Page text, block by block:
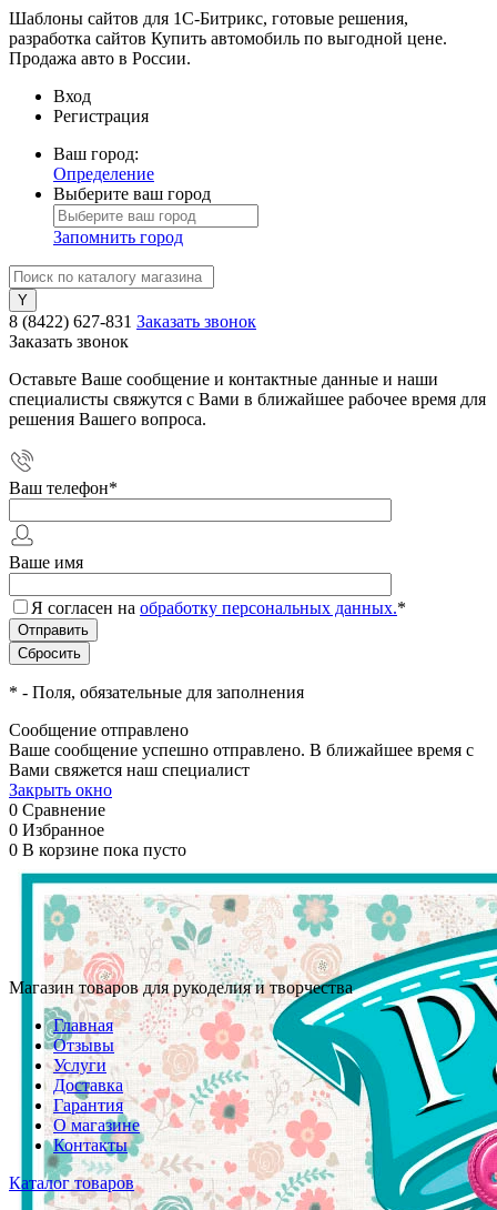
Шаблоны сайтов для 1С-Битрикс, готовые решения,
разработка сайтов Купить автомобиль по выгодной цене.
Продажа авто в России.
Вход
Регистрация
Ваш город:
Определение
Выберите ваш город
Запомнить город
8 (8422) 627-831 Заказать звонок
Заказать звонок
Оставьте Ваше сообщение и контактные данные и наши
специалисты свяжутся с Вами в ближайшее рабочее время для
решения Вашего вопроса.
Ваш телефон*
Ваше имя
Я согласен на обработку персональных данных.*
* - Поля, обязательные для заполнения
Сообщение отправлено
Ваше сообщение успешно отправлено. В ближайшее время с
Вами свяжется наш специалист
Закрыть окно
0 Сравнение
0 Избранное
0 В корзине пока пусто
Магазин товаров для рукоделия и творчества
Главная
Отзывы
Услуги
Доставка
Гарантия
О магазине
Контакты
Каталог товаров